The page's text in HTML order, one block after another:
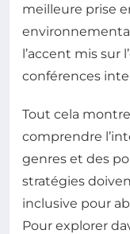
meilleure prise
l’accent mis sur
conférences
Tout cela
comprendre
genres et des
stratégies
inclusive pour
Pour explorer